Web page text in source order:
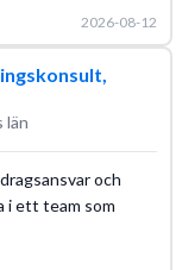
2026-08-12
län
och
i ett team som